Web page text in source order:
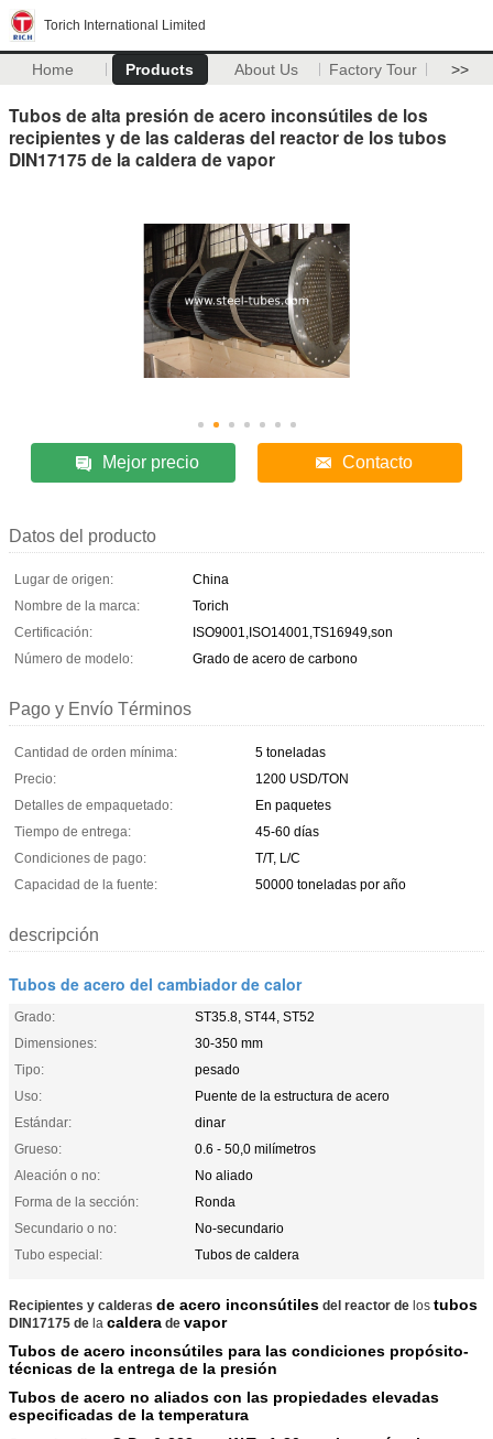
Torich International Limited
Home Products About Us Factory Tour >>
Tubos de alta presión de acero inconsútiles de los
recipientes y de las calderas del reactor de los tubos
DIN17175 de la caldera de vapor
Mejor precio Contacto
Datos del producto
Lugar de origen:
China
Nombre de la marca:
Torich
Certificación:
ISO9001,ISO14001,TS16949,son
Número de modelo:
Grado de acero de carbono
Pago y Envío Términos
Cantidad de orden mínima:
5 toneladas
Precio:
1200 USD/TON
Detalles de empaquetado:
En paquetes
Tiempo de entrega:
45-60 días
Condiciones de pago:
T/T, L/C
Capacidad de la fuente:
50000 toneladas por año
descripción
Tubos de acero del cambiador de calor
Grado:
ST35.8, ST44, ST52
Dimensiones:
30-350 mm
Tipo:
pesado
Uso:
Puente de la estructura de acero
Estándar:
dinar
Grueso:
0.6 - 50,0 milímetros
Aleación o no:
No aliado
Forma de la sección:
Ronda
Secundario o no:
No-secundario
Tubo especial:
Tubos de caldera
Recipientes y calderas de acero inconsútiles del reactor de los tubos
DIN17175 de la caldera de vapor
Tubos de acero inconsútiles para las condiciones propósito-
técnicas de la entrega de la presión
Tubos de acero no aliados con las propiedades elevadas
especificadas de la temperatura